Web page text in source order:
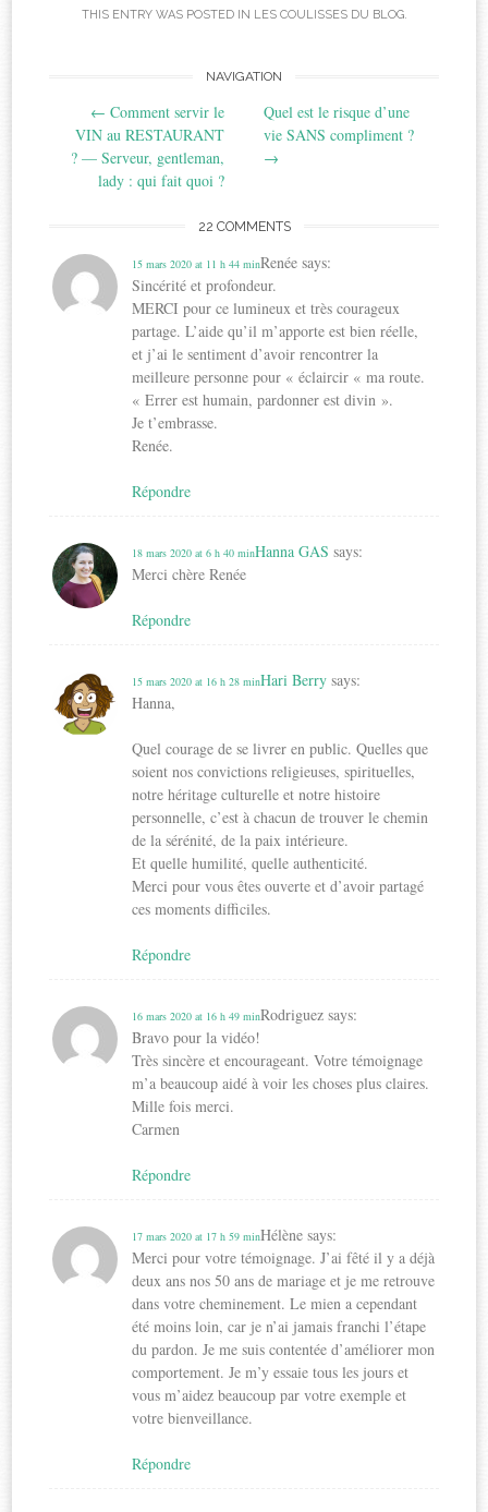
THIS ENTRY WAS POSTED IN LES COULISSES DU BLOG.
navigation
NAVIGATION
← Comment servir le
VIN au RESTAURANT
? — Serveur, gentleman,
lady : qui fait quoi ?
Quel est le risque d’une
vie SANS compliment ?
→
22 COMMENTS
Renée says:
15 mars 2020 at 11 h 44 min
Sincérité et profondeur.
MERCI pour ce lumineux et très courageux
partage. L’aide qu’il m’apporte est bien réelle,
et j’ai le sentiment d’avoir rencontrer la
meilleure personne pour « éclaircir « ma route.
« Errer est humain, pardonner est divin ».
Je t’embrasse.
Renée.
Répondre
Hanna GAS says:
18 mars 2020 at 6 h 40 min
Merci chère Renée
Répondre
Hari Berry says:
15 mars 2020 at 16 h 28 min
Hanna,
Quel courage de se livrer en public. Quelles que
soient nos convictions religieuses, spirituelles,
notre héritage culturelle et notre histoire
personnelle, c’est à chacun de trouver le chemin
de la sérénité, de la paix intérieure.
Et quelle humilité, quelle authenticité.
Merci pour vous êtes ouverte et d’avoir partagé
ces moments difficiles.
Répondre
Rodriguez says:
16 mars 2020 at 16 h 49 min
Bravo pour la vidéo!
Très sincère et encourageant. Votre témoignage
m’a beaucoup aidé à voir les choses plus claires.
Mille fois merci.
Carmen
Répondre
Hélène says:
17 mars 2020 at 17 h 59 min
Merci pour votre témoignage. J’ai fêté il y a déjà
deux ans nos 50 ans de mariage et je me retrouve
dans votre cheminement. Le mien a cependant
été moins loin, car je n’ai jamais franchi l’étape
du pardon. Je me suis contentée d’améliorer mon
comportement. Je m’y essaie tous les jours et
vous m’aidez beaucoup par votre exemple et
votre bienveillance.
Répondre